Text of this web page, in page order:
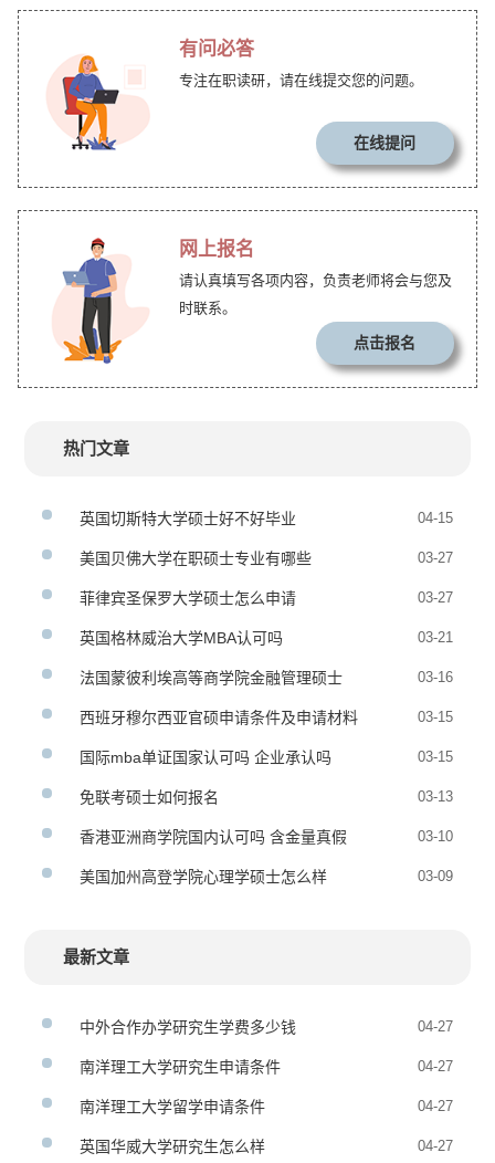
有问必答
专注在职读研，请在线提交您的问题。
在线提问
网上报名
请认真填写各项内容，负责老师将会与您及
时联系。
点击报名
热门文章
英国切斯特大学硕士好不好毕业 04-15
美国贝佛大学在职硕士专业有哪些 03-27
菲律宾圣保罗大学硕士怎么申请 03-27
英国格林威治大学MBA认可吗 03-21
法国蒙彼利埃高等商学院金融管理硕士 03-16
西班牙穆尔西亚官硕申请条件及申请材料 03-15
国际mba单证国家认可吗 企业承认吗 03-15
免联考硕士如何报名 03-13
香港亚洲商学院国内认可吗 含金量真假 03-10
美国加州高登学院心理学硕士怎么样 03-09
最新文章
中外合作办学研究生学费多少钱 04-27
南洋理工大学研究生申请条件 04-27
南洋理工大学留学申请条件 04-27
英国华威大学研究生怎么样 04-27